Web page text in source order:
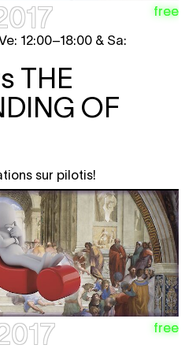
12:00–18:00 & Sa:
free
THE
OF
sur pilotis!
free